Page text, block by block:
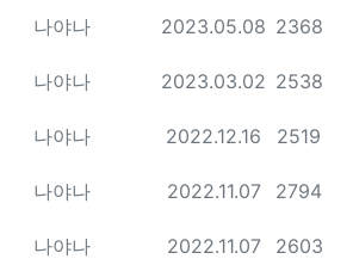
등록자
나야나 등록일
2023.05.08 조회
2368
등록자
나야나 등록일
2023.03.02 조회
2538
등록자
나야나 등록일
2022.12.16 조회
2519
등록자
나야나 등록일
2022.11.07 조회
2794
등록자
나야나 등록일
2022.11.07 조회
2603